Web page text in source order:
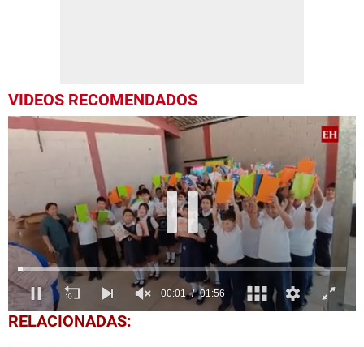
VIDEOS RECOMENDADOS
0
seconds
RELACIONADAS: